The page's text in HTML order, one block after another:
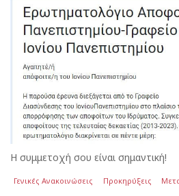
Η συμμετοχή σου είναι σημαντική!
Γενικές Ανακοινώσεις Προκηρύξεις